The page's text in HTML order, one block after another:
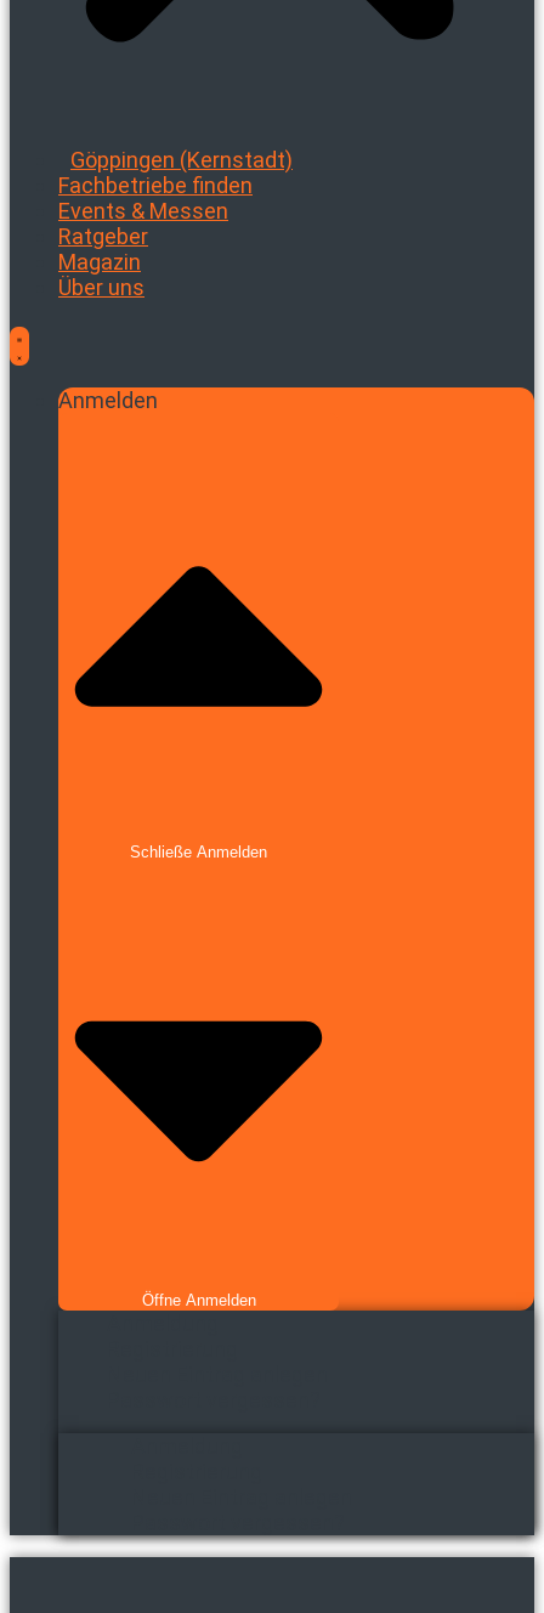
Göppingen (Kernstadt)
Fachbetriebe finden
Events & Messen
Ratgeber
Magazin
Über uns
Anmelden
Schließe Anmelden
Öffne Anmelden